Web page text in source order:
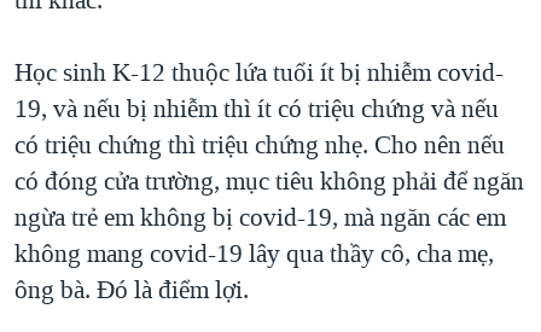
Học sinh K-12 thuộc lứa tuổi ít bị nhiễm covid-
19, và nếu bị nhiễm thì ít có triệu chứng và nếu
có triệu chứng thì triệu chứng nhẹ. Cho nên nếu
có đóng cửa trường, mục tiêu không phải để ngăn
ngừa trẻ em không bị covid-19, mà ngăn các em
không mang covid-19 lây qua thầy cô, cha mẹ,
ông bà. Đó là điểm lợi.